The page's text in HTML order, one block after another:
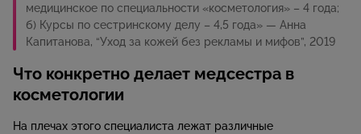
медицинское по специальности «косметология» – 4 года;
б) Курсы по сестринскому делу – 4,5 года» — Анна
Капитанова, “Уход за кожей без рекламы и мифов”, 2019
Что конкретно делает медсестра в
косметологии
На плечах этого специалиста лежат различные